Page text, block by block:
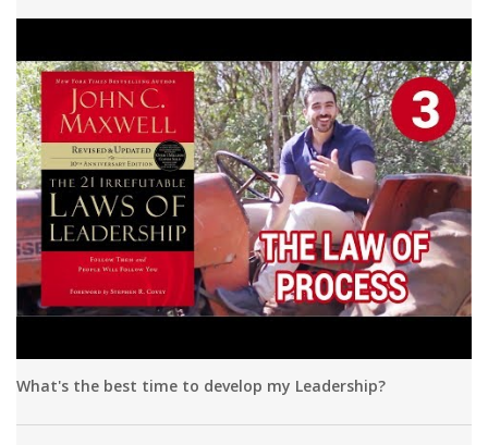
What's the best time to develop my Leadership?